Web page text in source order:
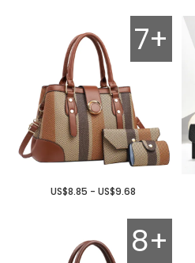
7+
US$8.85 - US$9.68
8+